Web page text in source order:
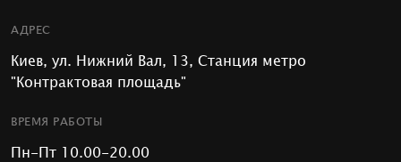
АДРЕС
Киев, ул. Нижний Вал, 13, Станция метро
"Контрактовая площадь"
ВРЕМЯ РАБОТЫ
Пн-Пт 10.00-20.00